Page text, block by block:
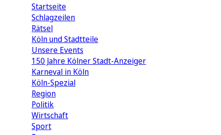
Startseite
Schlagzeilen
Rätsel
Köln und Stadtteile
Unsere Events
150 Jahre Kölner Stadt-Anzeiger
Karneval in Köln
Köln-Spezial
Region
Politik
Wirtschaft
Sport